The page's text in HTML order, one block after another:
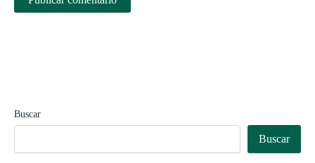
Buscar
Buscar